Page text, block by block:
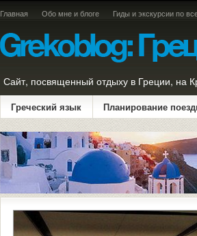
Главная Обо мне и блоге Гиды и экскурсии по
Сайт, посвященный отдыху в Греции, на
Греческий язык Планирование